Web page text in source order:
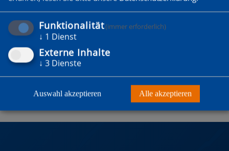
Funktionalität(immer erforderlich)
↓ 1 Dienst
Externe Inhalte
↓ 3 Dienste
Auswahl akzeptieren Alle akzeptieren